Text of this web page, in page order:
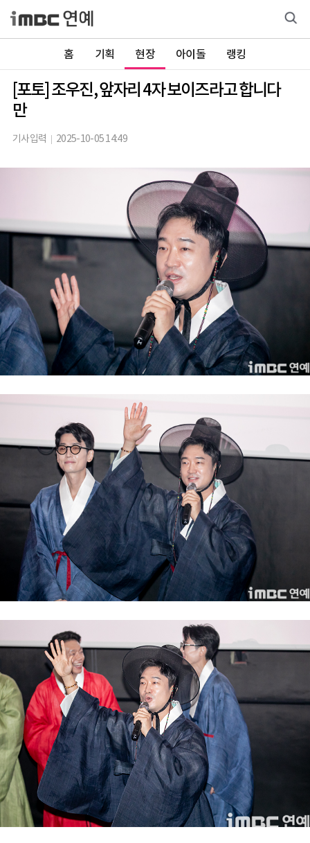
홈 기획 현장 아이돌 랭킹
[포토] 조우진, 앞자리 4자 보이즈라고 합니다
만
기사입력 2025-10-05 14:49